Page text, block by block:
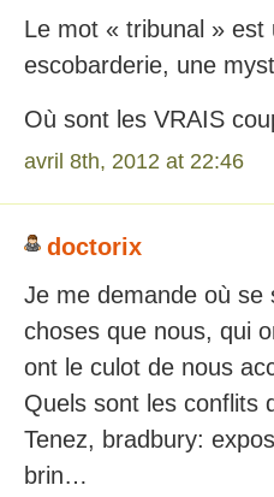
Le mot « tribunal »
escobarderie, une
Où sont les VRAIS
avril 8th, 2012 at 22:46
doctorix
Je me demande où se
choses que nous, qui
ont le culot de nous
Quels sont les conflits
Tenez, bradbury:
brin…